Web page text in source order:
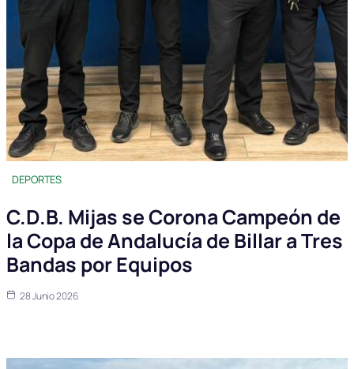
DEPORTES
C.D.B. Mijas se Corona Campeón de
la Copa de Andalucía de Billar a Tres
Bandas por Equipos
28 Junio 2026